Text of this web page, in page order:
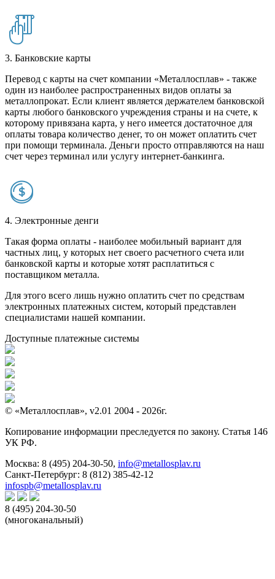
3. Банковские карты
Перевод с карты на счет компании «Металлосплав» - также
один из наиболее распространенных видов оплаты за
металлопрокат. Если клиент является держателем банковской
карты любого банковского учреждения страны и на счете, к
которому привязана карта, у него имеется достаточное для
оплаты товара количество денег, то он может оплатить счет
при помощи терминала. Деньги просто отправляются на наш
счет через терминал или услугу интернет-банкинга.
4. Электронные денги
Такая форма оплаты - наиболее мобильный вариант для
частных лиц, у которых нет своего расчетного счета или
банковской карты и которые хотят расплатиться с
поставщиком металла.
Для этого всего лишь нужно оплатить счет по средствам
электронных платежных систем, который представлен
специалистами нашей компании.
Доступные платежные системы
© «Металлосплав», v2.01 2004 - 2026г.
Копирование информации преследуется по закону. Статья 146
УК РФ.
Москва: 8 (495) 204-30-50, info@metallosplav.ru
Санкт-Петербург: 8 (812) 385-42-12
infospb@metallosplav.ru
8 (495) 204-30-50
(многоканальный)